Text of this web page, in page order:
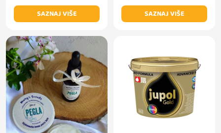
SAZNAJ VIŠE
SAZNAJ VIŠE